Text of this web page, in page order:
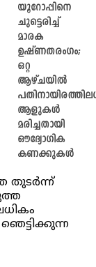
യൂറോപ്പിനെ
ചുട്ടെരിച്ച്
മാരക
ഉഷ്ണതരംഗം;
ഒറ്റ
ആഴ്ചയിൽ
ആളുകൾ
മരിച്ചതായി
ഔദ്യോഗിക
കണക്കുകൾ
തുടർന്ന്